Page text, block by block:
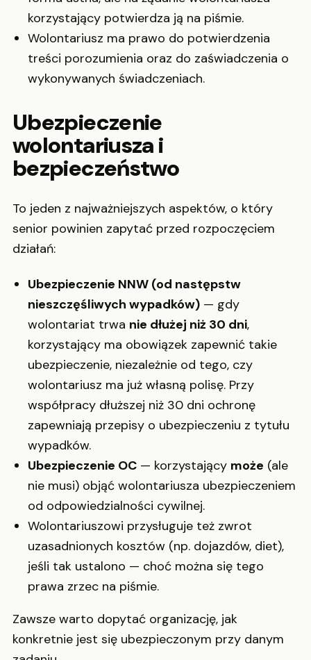
korzystający potwierdza ją na piśmie.
Wolontariusz ma prawo do potwierdzenia
treści porozumienia oraz do zaświadczenia o
wykonywanych świadczeniach.
Ubezpieczenie
wolontariusza i
bezpieczeństwo
To jeden z najważniejszych aspektów, o który
senior powinien zapytać przed rozpoczęciem
działań:
Ubezpieczenie NNW (od następstw
nieszczęśliwych wypadków) — gdy
wolontariat trwa nie dłużej niż 30 dni,
korzystający ma obowiązek zapewnić takie
ubezpieczenie, niezależnie od tego, czy
wolontariusz ma już własną polisę. Przy
współpracy dłuższej niż 30 dni ochronę
zapewniają przepisy o ubezpieczeniu z tytułu
wypadków.
Ubezpieczenie OC — korzystający może (ale
nie musi) objąć wolontariusza ubezpieczeniem
od odpowiedzialności cywilnej.
Wolontariuszowi przysługuje też zwrot
uzasadnionych kosztów (np. dojazdów, diet),
jeśli tak ustalono — choć można się tego
prawa zrzec na piśmie.
Zawsze warto dopytać organizację, jak
konkretnie jest się ubezpieczonym przy danym